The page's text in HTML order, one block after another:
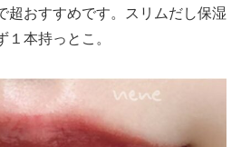
超おすすめです。スリムだし保湿
１本持っとこ。